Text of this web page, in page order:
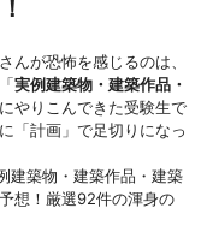
んが恐怖を感じるのは、
実例建築物・建築作品・
やりこんできた受験生で
「計画」で足切りになっ
建築物・建築作品・建築
想！厳選92件の渾身の